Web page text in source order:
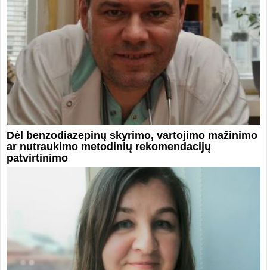
Dėl benzodiazepinų skyrimo, vartojimo mažinimo
ar nutraukimo metodinių rekomendacijų
patvirtinimo